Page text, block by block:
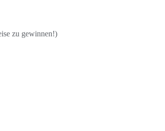
zu gewinnen!)